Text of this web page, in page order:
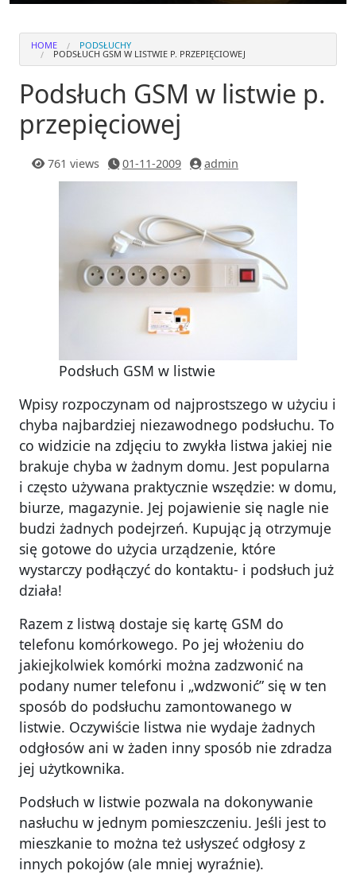
HOME PODSŁUCHY
PODSŁUCH GSM W LISTWIE P. PRZEPIĘCIOWEJ
Podsłuch GSM w listwie p.
przepięciowej
761 views 01-11-2009 admin
Podsłuch GSM w listwie
Wpisy rozpoczynam od najprostszego w użyciu i
chyba najbardziej niezawodnego podsłuchu. To
co widzicie na zdjęciu to zwykła listwa jakiej nie
brakuje chyba w żadnym domu. Jest popularna
i często używana praktycznie wszędzie: w domu,
biurze, magazynie. Jej pojawienie się nagle nie
budzi żadnych podejrzeń. Kupując ją otrzymuje
się gotowe do użycia urządzenie, które
wystarczy podłączyć do kontaktu- i podsłuch już
działa!
Razem z listwą dostaje się kartę GSM do
telefonu komórkowego. Po jej włożeniu do
jakiejkolwiek komórki można zadzwonić na
podany numer telefonu i „wdzwonić” się w ten
sposób do podsłuchu zamontowanego w
listwie. Oczywiście listwa nie wydaje żadnych
odgłosów ani w żaden inny sposób nie zdradza
jej użytkownika.
Podsłuch w listwie pozwala na dokonywanie
nasłuchu w jednym pomieszczeniu. Jeśli jest to
mieszkanie to można też usłyszeć odgłosy z
innych pokojów (ale mniej wyraźnie).